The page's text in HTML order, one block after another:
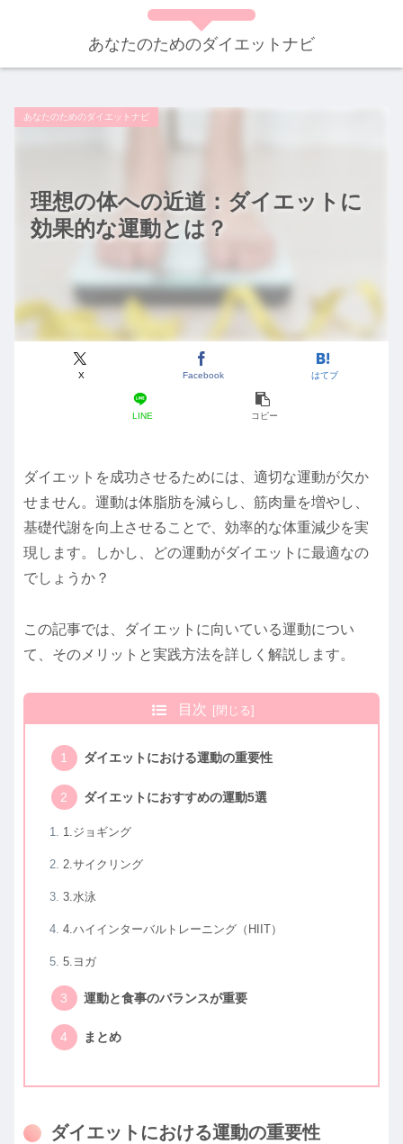
あなたのためのダイエットナビ
理想の体への近道：ダイエットに
効果的な運動とは？
あなたのためのダイエットナビ
X Facebook はてブ
LINE コピー
ダイエットを成功させるためには、適切な運動が欠か
せません。運動は体脂肪を減らし、筋肉量を増やし、
基礎代謝を向上させることで、効率的な体重減少を実
現します。しかし、どの運動がダイエットに最適なの
でしょうか？
この記事では、ダイエットに向いている運動につい
て、そのメリットと実践方法を詳しく解説します。
目次
ダイエットにおける運動の重要性
ダイエットにおすすめの運動5選
1.ジョギング
2.サイクリング
3.水泳
4.ハイインターバルトレーニング（HIIT）
5.ヨガ
運動と食事のバランスが重要
まとめ
ダイエットにおける運動の重要性